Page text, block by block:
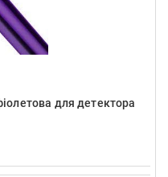
для детектора